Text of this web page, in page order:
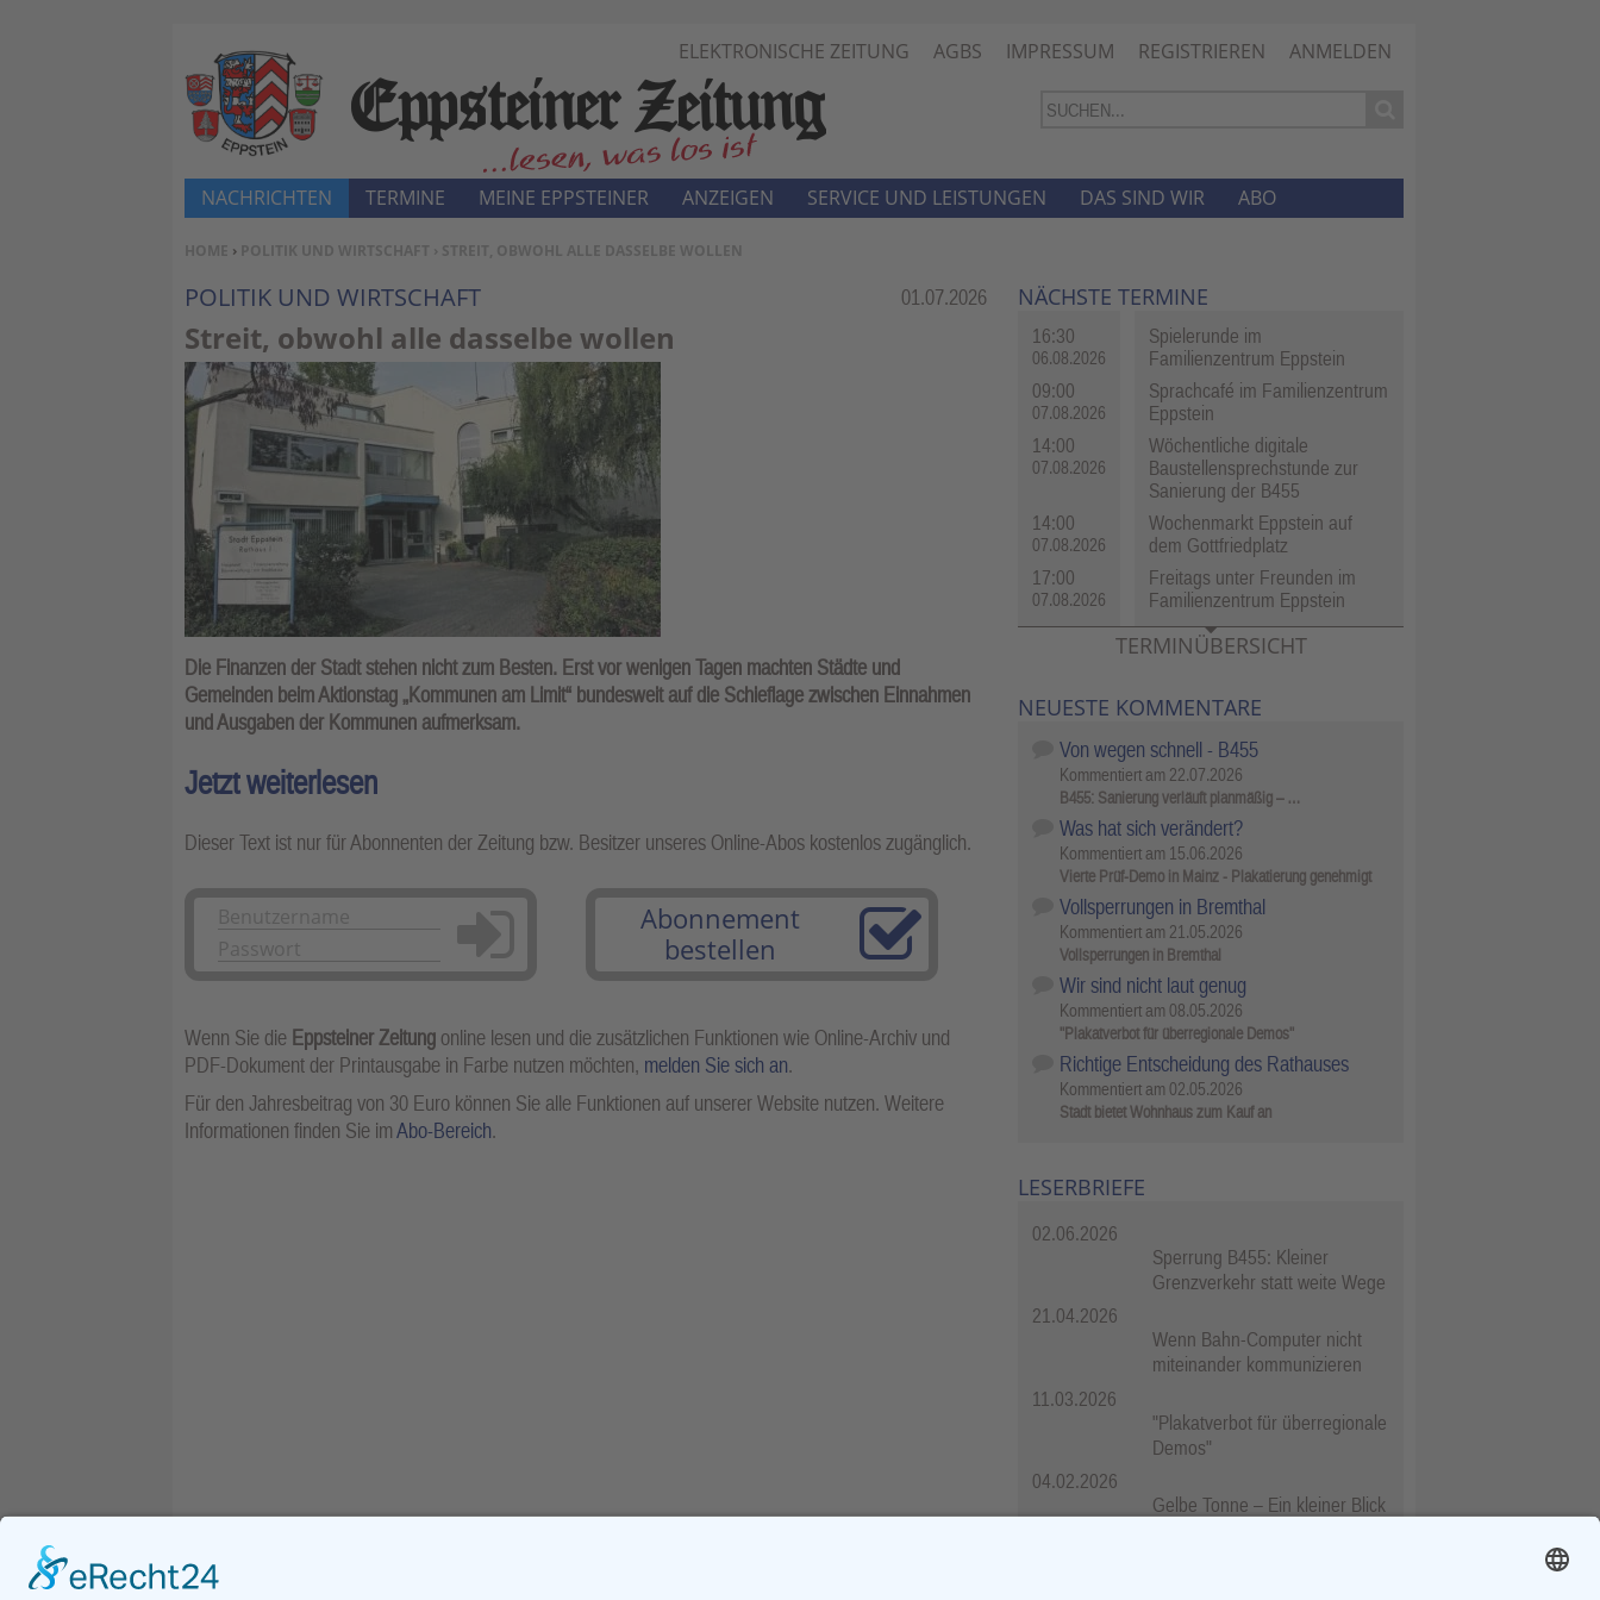
ELEKTRONISCHE ZEITUNG AGBS IMPRESSUM REGISTRIEREN ANMELDEN
SIE BEFINDEN SICH HIER:
HOME › POLITIK UND WIRTSCHAFT › STREIT, OBWOHL ALLE DASSELBE WOLLEN
Rubrik:
POLITIK UND WIRTSCHAFT 01.07.2026
Streit, obwohl alle dasselbe wollen
Die Finanzen der Stadt stehen nicht zum Besten. Erst vor wenigen Tagen machten Städte und
Gemeinden beim Aktionstag „Kommunen am Limit“ bundesweit auf die Schieflage zwischen Einnahmen
und Ausgaben der Kommunen aufmerksam.
Jetzt weiterlesen
Dieser Text ist nur für Abonnenten der Zeitung bzw. Besitzer unseres Online-Abos kostenlos zugänglich.
Anmelden
Abonnement
bestellen
Wenn Sie die Eppsteiner Zeitung online lesen und die zusätzlichen Funktionen wie Online-Archiv und
PDF-Dokument der Printausgabe in Farbe nutzen möchten, melden Sie sich an.
Für den Jahresbeitrag von 30 Euro können Sie alle Funktionen auf unserer Website nutzen. Weitere
Informationen finden Sie imAbo-Bereich.
NÄCHSTE TERMINE
16:30
06.08.2026
Spielerunde im
Familienzentrum Eppstein
09:00
07.08.2026
Sprachcafé im Familienzentrum
Eppstein
14:00
07.08.2026
Wöchentliche digitale
Baustellensprechstunde zur
Sanierung der B455
14:00
07.08.2026
Wochenmarkt Eppstein auf
dem Gottfriedplatz
17:00
07.08.2026
Freitags unter Freunden im
Familienzentrum Eppstein
TERMINÜBERSICHT
NEUESTE KOMMENTARE
Von wegen schnell - B455
Kommentiert am 22.07.2026
B455: Sanierung verläuft planmäßig – …
Was hat sich verändert?
Kommentiert am 15.06.2026
Vierte Prüf-Demo in Mainz - Plakatierung genehmigt
Vollsperrungen in Bremthal
Kommentiert am 21.05.2026
Vollsperrungen in Bremthal
Wir sind nicht laut genug
Kommentiert am 08.05.2026
"Plakatverbot für überregionale Demos"
Richtige Entscheidung des Rathauses
Kommentiert am 02.05.2026
Stadt bietet Wohnhaus zum Kauf an
LESERBRIEFE
02.06.2026
Sperrung B455: Kleiner
Grenzverkehr statt weite Wege
21.04.2026
Wenn Bahn-Computer nicht
miteinander kommunizieren
11.03.2026
"Plakatverbot für überregionale
Demos"
04.02.2026
Gelbe Tonne – Ein kleiner Blick
NACHRICHTEN TERMINE MEINE EPPSTEINER ANZEIGEN SERVICE UND LEISTUNGEN DAS SIND WIR ABO